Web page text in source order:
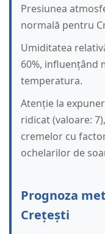
Presiunea
normală pentru
Umiditatea
60%, influențând
temperatura.
Atenție la
ridicat (valoare:
cremelor cu
ochelarilor de
Prognoza
Crețești